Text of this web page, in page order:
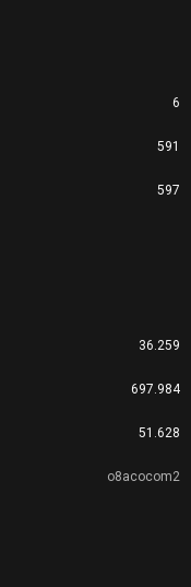
6
591
597
36.259
697.984
51.628
o8acocom2